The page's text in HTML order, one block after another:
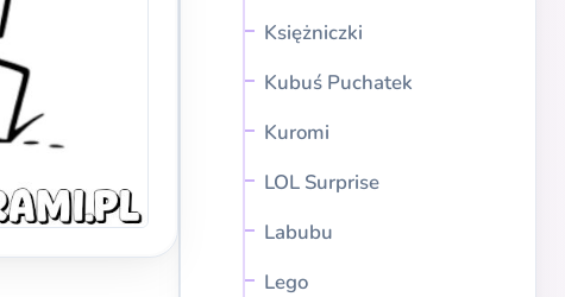
Księżniczki
Kubuś Puchatek
Kuromi
LOL Surprise
Labubu
Lego